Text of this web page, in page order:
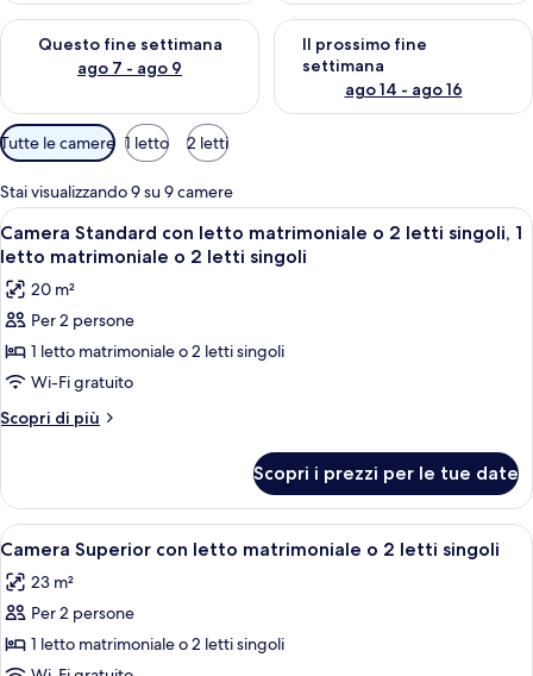
Questo fine settimana
ago 7 - ago 9
Verifica la disponibilità per questo fine settimana, ago 7 - ago
Il prossimo fine
settimana
ago 14 - ago 16
Verifica la disponibilità per il
Filtri
disponibili
per
le
camere
Tutte le camere 1 letto 2 letti
Stai visualizzando 9 su 9 camere
Apri
tutte
le
foto
per
Camera
Standard
con
o
2
letti
singoli,
letto
matrimoniale
Una camera d'albergo con due letti,
12
Camera Standard con letto matrimoniale o 2 letti singoli, 1
letto matrimoniale o 2 letti singoli
20 m²
Per 2 persone
1 letto matrimoniale o 2 letti singoli
Wi-Fi gratuito
Scopri di più
Altri
Standard
con
letto
matrimoniale
o
2
singoli,
Scopri i prezzi per le tue date
Apri
tutte
le
foto
per
Una camera d'albergo con un letto
12
Camera Superior con letto matrimoniale o 2 letti singoli
23 m²
Per 2 persone
1 letto matrimoniale o 2 letti singoli